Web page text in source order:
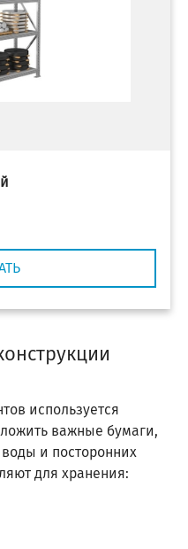
используется
важные бумаги,
и посторонних
для хранения: